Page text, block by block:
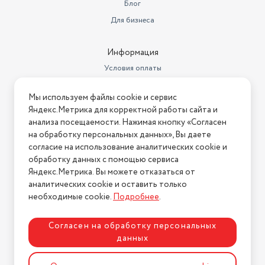
Блог
Для бизнеса
Информация
Условия оплаты
Условия возврата
Нашли ошибку на сайте? Напишите нам
2026 © Интернет-магазин "АстМаркет". У нас есть всё!
Политика конфиденциальности
Разработка сайтаASTDESIGN
Мы используем файлы cookie и сервис
Яндекс.Метрика для корректной работы сайта и
анализа посещаемости. Нажимая кнопку «Согласен
на обработку персональных данных», Вы даете
согласие на использование аналитических cookie и
обработку данных с помощью сервиса
Яндекс.Метрика. Вы можете отказаться от
аналитических cookie и оставить только
необходимые cookie.Подробнее.
Согласен на обработку персональных
данных